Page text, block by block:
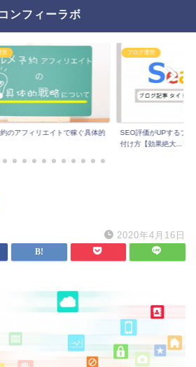
コンフィーラボ
営
のアフィリエイトで稼ぐ具体的
ブログ運営
SEO評価がUPするブ
付け方【効果絶大...
2020年4月16日